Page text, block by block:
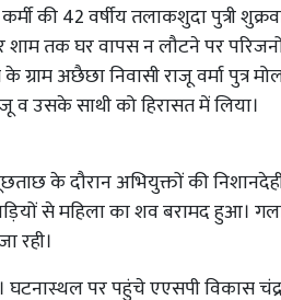
की 42 वर्षीय तलाकशुदा पुत्री
शाम तक घर वापस न लौटने पर
अछैछा निवासी राजू वर्मा पुत्र
व उसके साथी को हिरासत में लिया।
के दौरान अभियुक्तों की
से महिला का शव बरामद हुआ।
रही।
घटनास्थल पर पहुंचे एएसपी विकास